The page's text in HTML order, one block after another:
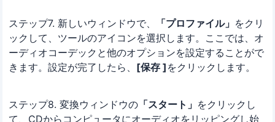
ステップ7. 新しいウィンドウで、 「プロファイル」 をクリ
ックして、ツールのアイコンを選択します。ここでは、オ
ーディオコーデックと他のオプションを設定することがで
きます。設定が完了したら、 [保存 ] をクリックします。
ステップ8. 変換ウィンドウの 「スタート」 をクリックし
て、CDからコンピュータにオーディオをリッピングし始